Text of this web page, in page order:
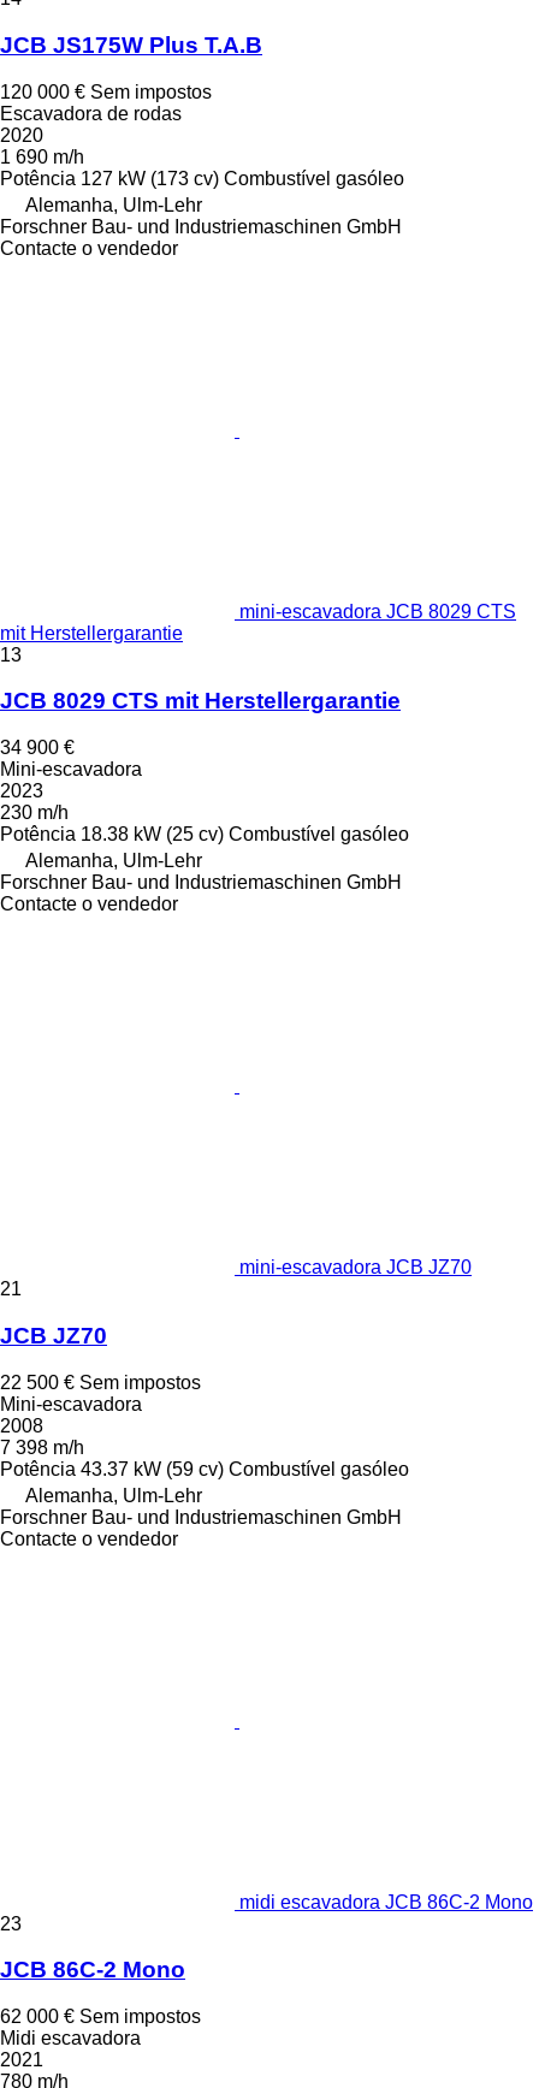
JCB JS175W Plus T.A.B
120 000 € Sem impostos
Escavadora de rodas
2020
1 690 m/h
Potência 127 kW (173 cv) Combustível gasóleo
Alemanha, Ulm-Lehr
Forschner Bau- und Industriemaschinen GmbH
Contacte o vendedor
mini-escavadora JCB 8029 CTS
mit Herstellergarantie
13
JCB 8029 CTS mit Herstellergarantie
34 900 €
Mini-escavadora
2023
230 m/h
Potência 18.38 kW (25 cv) Combustível gasóleo
Alemanha, Ulm-Lehr
Forschner Bau- und Industriemaschinen GmbH
Contacte o vendedor
mini-escavadora JCB JZ70
21
JCB JZ70
22 500 € Sem impostos
Mini-escavadora
2008
7 398 m/h
Potência 43.37 kW (59 cv) Combustível gasóleo
Alemanha, Ulm-Lehr
Forschner Bau- und Industriemaschinen GmbH
Contacte o vendedor
midi escavadora JCB 86C-2 Mono
23
JCB 86C-2 Mono
62 000 € Sem impostos
Midi escavadora
2021
780 m/h